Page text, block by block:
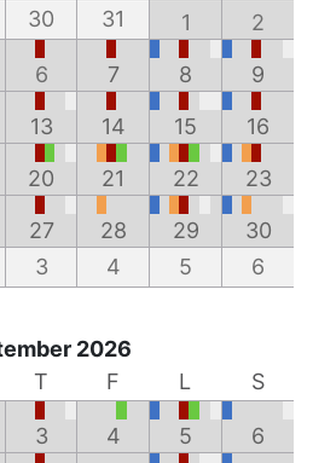
30 31 1 2
6 7 8 9
13 14 15 16
20 21 22 23
27 28 29
30
3 4 5 6
2026
T F L
S
3 4 5 6